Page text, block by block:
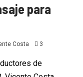
para
Costa 3
de